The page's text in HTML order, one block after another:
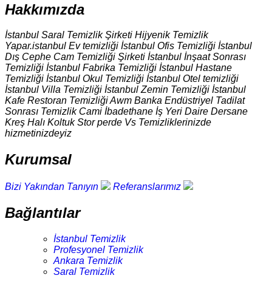
Hakkımızda
İstanbul Saral Temizlik Şirketi Hijyenik Temizlik
Yapar.istanbul Ev temizliği İstanbul Ofis Temizliği İstanbul
Dış Cephe Cam Temizliği Şirketi İstanbul İnşaat Sonrası
Temizliği İstanbul Fabrika Temizliği İstanbul Hastane
Temizliği İstanbul Okul Temizliği İstanbul Otel temizliği
İstanbul Villa Temizliği İstanbul Zemin Temizliği İstanbul
Kafe Restoran Temizliği Awm Banka Endüstriyel Tadilat
Sonrası Temizlik Cami İbadethane İş Yeri Daire Dersane
Kreş Halı Koltuk Stor perde Vs Temizliklerinizde
hizmetinizdeyiz
Kurumsal
Bizi Yakından Tanıyın Referanslarımız
Bağlantılar
İstanbul Temizlik
Profesyonel Temizlik
Ankara Temizlik
Saral Temizlik